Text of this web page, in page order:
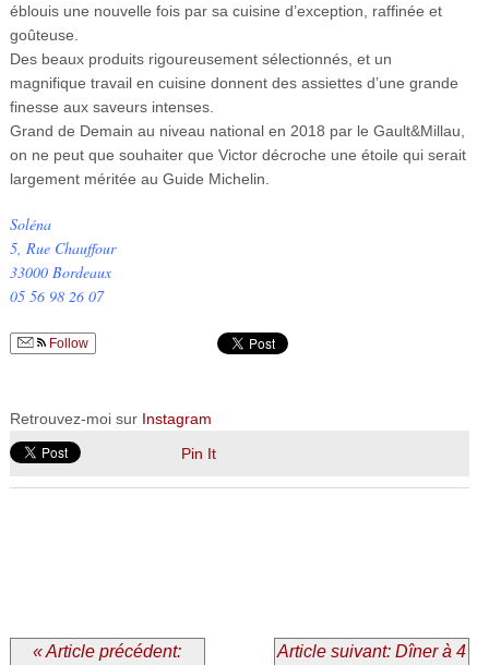
éblouis une nouvelle fois par sa cuisine d’exception, raffinée et
goûteuse.
Des beaux produits rigoureusement sélectionnés, et un
magnifique travail en cuisine donnent des assiettes d’une grande
finesse aux saveurs intenses.
Grand de Demain au niveau national en 2018 par le Gault&Millau,
on ne peut que souhaiter que Victor décroche une étoile qui serait
largement méritée au Guide Michelin.
Soléna
5, Rue Chauffour
33000 Bordeaux
05 56 98 26 07
Follow
Retrouvez-moi sur Instagram
Pin It
« Article précédent:
Article suivant: Dîner à 4